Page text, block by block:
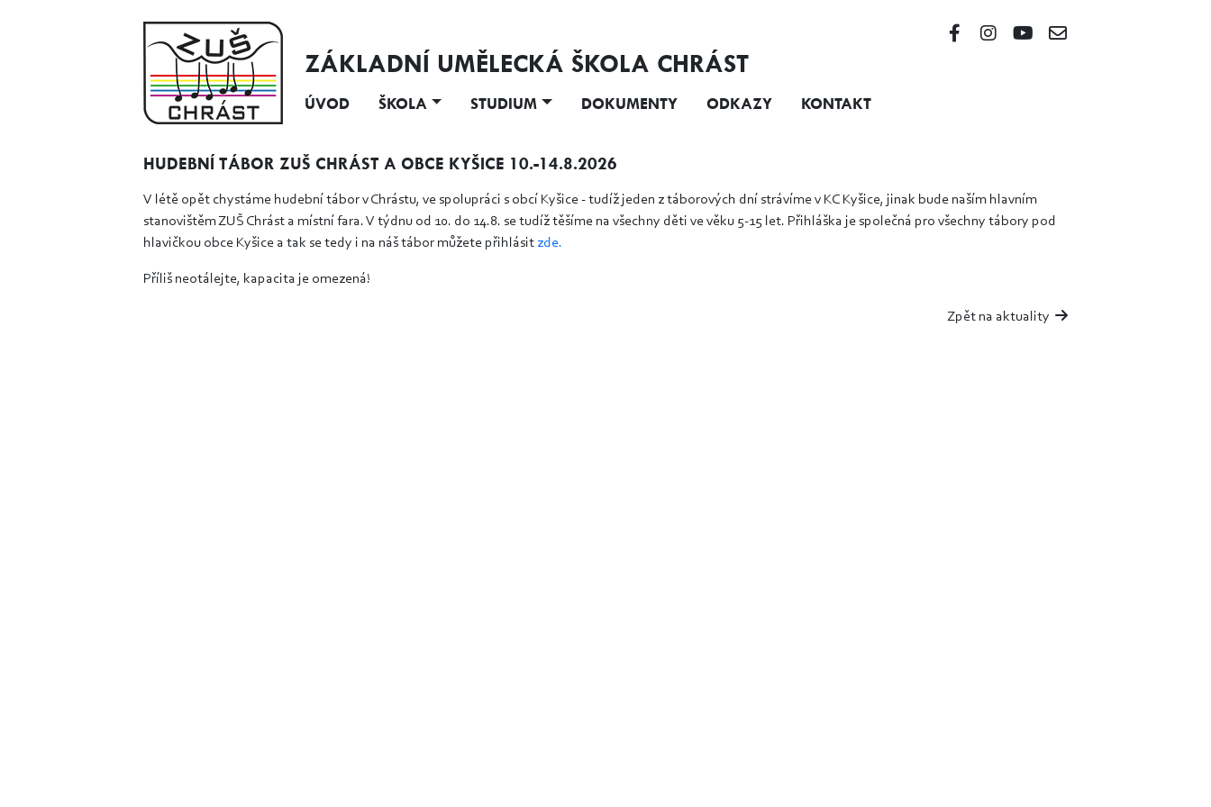
ZÁKLADNÍ UMĚLECKÁ ŠKOLA CHRÁST
ÚVOD ŠKOLA STUDIUM DOKUMENTY ODKAZY KONTAKT
HUDEBNÍ TÁBOR ZUŠ CHRÁST A OBCE KYŠICE 10.-14.8.2026
V létě opět chystáme hudební tábor v Chrástu, ve spolupráci s obcí Kyšice - tudíž jeden z táborových dní strávíme v KC Kyšice, jinak bude naším hlavním
stanovištěm ZUŠ Chrást a místní fara. V týdnu od 10. do 14.8. se tudíž těšíme na všechny děti ve věku 5-15 let. Přihláška je společná pro všechny tábory pod
hlavičkou obce Kyšice a tak se tedy i na náš tábor můžete přihlásit zde.
Příliš neotálejte, kapacita je omezená!
Zpět na aktuality